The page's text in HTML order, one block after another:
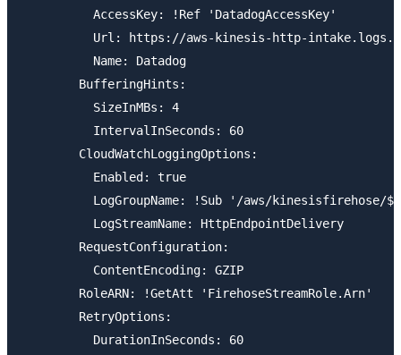
          AccessKey: !Ref 'DatadogAccessKey'
Url: https://aws-kinesis-http-
          Name: Datadog
        BufferingHints:
          SizeInMBs: 4
          IntervalInSeconds: 60
        CloudWatchLoggingOptions:
          Enabled: true
LogGroupName: !Sub '/aws/kinesisfirehose/
          LogStreamName: HttpEndpointDelivery
        RequestConfiguration:
          ContentEncoding: GZIP
        RoleARN: !GetAtt 'FirehoseStreamRole.Arn'
        RetryOptions:
          DurationInSeconds: 60